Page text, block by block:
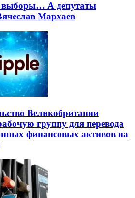
А депутаты
Мархаев
Великобритании
группу для перевода
финансовых активов на